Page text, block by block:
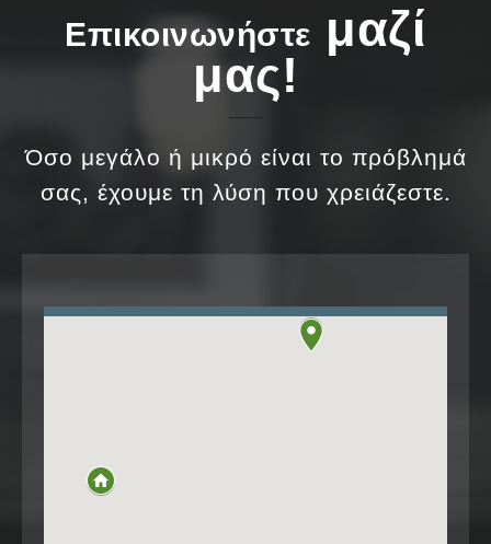
Επικοινωνήστε μαζί
μας!
Όσο μεγάλο ή μικρό είναι το πρόβλημά
σας, έχουμε τη λύση που χρειάζεστε.